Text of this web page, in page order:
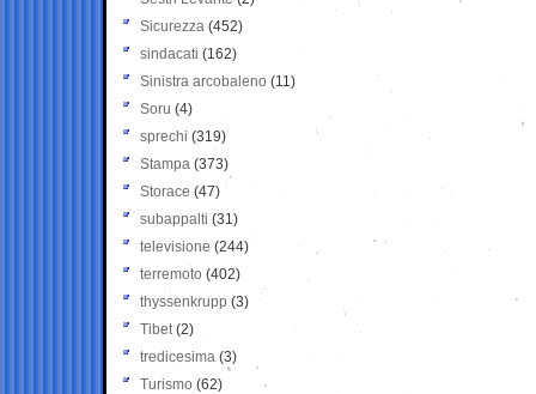
Sicurezza (452)
sindacati (162)
Sinistra arcobaleno (11)
Soru (4)
sprechi (319)
Stampa (373)
Storace (47)
subappalti (31)
televisione(244)
terremoto (402)
thyssenkrupp (3)
Tibet(2)
tredicesima (3)
Turismo (62)